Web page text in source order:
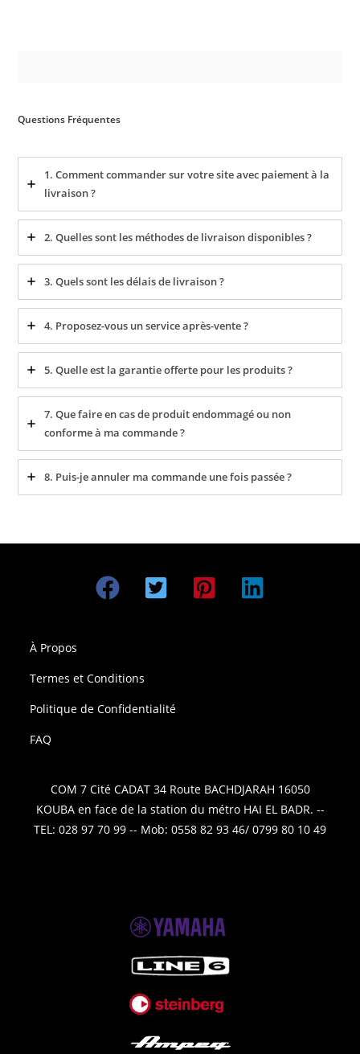
Questions Fréquentes
1. Comment commander sur votre site avec paiement à la
livraison ?
2. Quelles sont les méthodes de livraison disponibles ?
3. Quels sont les délais de livraison ?
4. Proposez-vous un service après-vente ?
5. Quelle est la garantie offerte pour les produits ?
7. Que faire en cas de produit endommagé ou non
conforme à ma commande ?
8. Puis-je annuler ma commande une fois passée ?
À Propos
Termes et Conditions
Politique de Confidentialité
FAQ
COM 7 Cité CADAT 34 Route BACHDJARAH 16050
KOUBA en face de la station du métro HAI EL BADR. --
TEL: 028 97 70 99 -- Mob: 0558 82 93 46/ 0799 80 10 49